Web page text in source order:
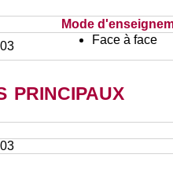
Mode
Face à face
principaux